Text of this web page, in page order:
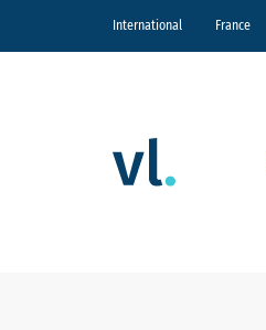
International France